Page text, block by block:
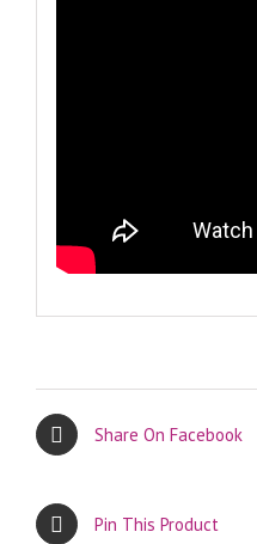
Share On Facebook
Pin This Product